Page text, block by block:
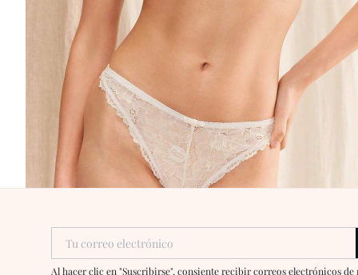
Tu correo electrónico
Al hacer clic en "Suscribirse", consiente recibir correos electrónicos